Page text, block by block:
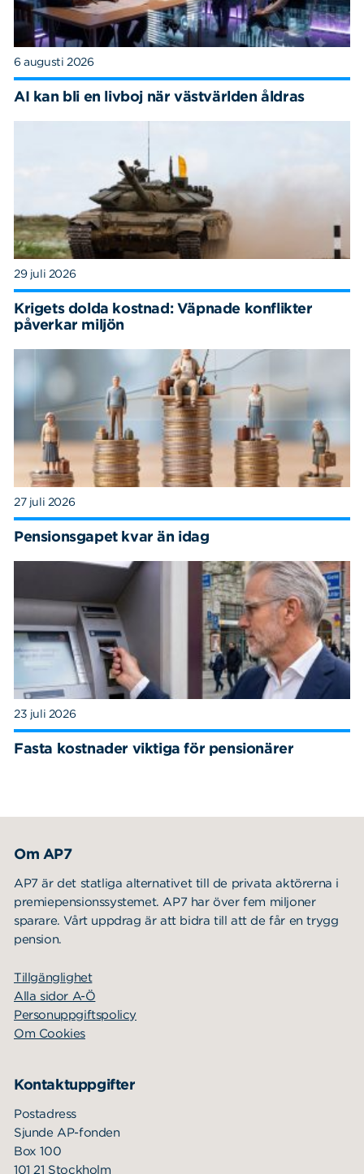
6 augusti 2026
AI kan bli en livboj när västvärlden åldras
29 juli 2026
Krigets dolda kostnad: Väpnade konflikter
påverkar miljön
27 juli 2026
Pensionsgapet kvar än idag
23 juli 2026
Fasta kostnader viktiga för pensionärer
Om AP7
AP7 är det statliga alternativet till de privata aktörerna i
premiepensionssystemet. AP7 har över fem miljoner
sparare. Vårt uppdrag är att bidra till att de får en trygg
pension.
Tillgänglighet
Alla sidor A-Ö
Personuppgiftspolicy
Om Cookies
Kontaktuppgifter
Postadress
Sjunde AP-fonden
Box 100
101 21 Stockholm